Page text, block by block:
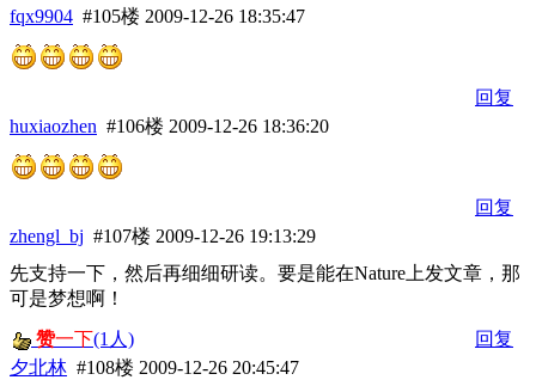
fqx9904 #105楼 2009-12-26 18:35:47
回复
huxiaozhen #106楼 2009-12-26 18:36:20
回复
zhengl_bj #107楼 2009-12-26 19:13:29
先支持一下，然后再细细研读。要是能在Nature上发文章，那
可是梦想啊！
赞一下(1人)
回复
夕北林 #108楼 2009-12-26 20:45:47